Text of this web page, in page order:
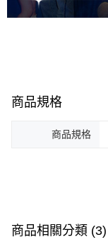
商品規格
商品規格
商品相關分類 (3)